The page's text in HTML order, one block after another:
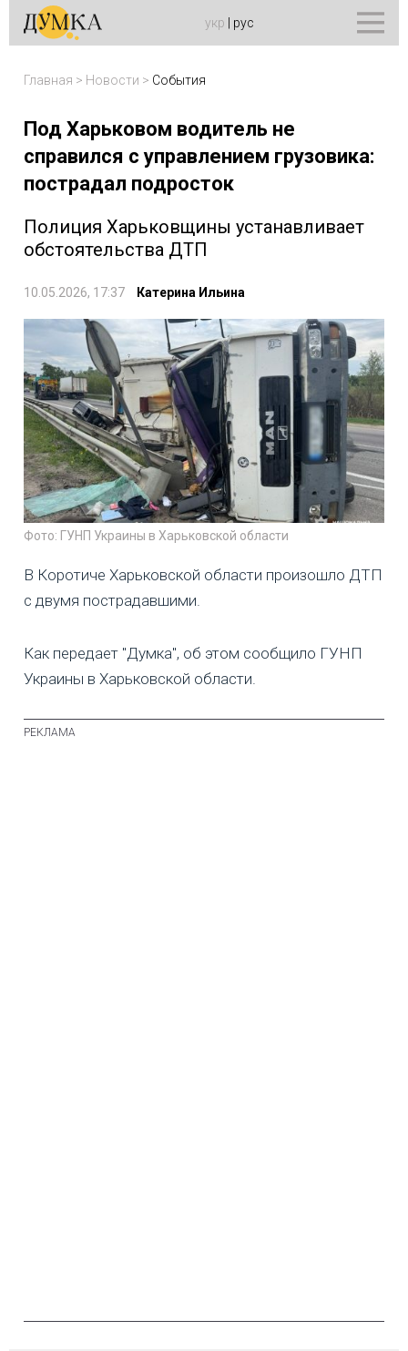
укр рус
Главная > Новости > События
Под Харьковом водитель не
справился с управлением грузовика:
пострадал подросток
Полиция Харьковщины устанавливает
обстоятельства ДТП
10.05.2026, 17:37 Катерина Ильина
Фото: ГУНП Украины в Харьковской области
В Коротиче Харьковской области произошло ДТП
с двумя пострадавшими.
Как передает "Думка", об этом сообщило ГУНП
Украины в Харьковской области.